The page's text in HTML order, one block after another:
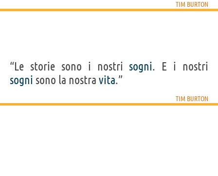
TIM BURTON
“Le storie sono i nostri sogni. E i nostri
sogni sono la nostra vita.”
TIM BURTON